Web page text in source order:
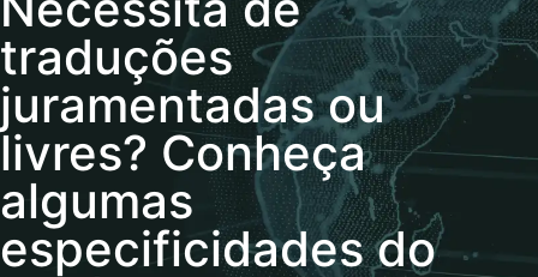
traduções
juramentadas ou
livres? Conheça
algumas
especificidades do